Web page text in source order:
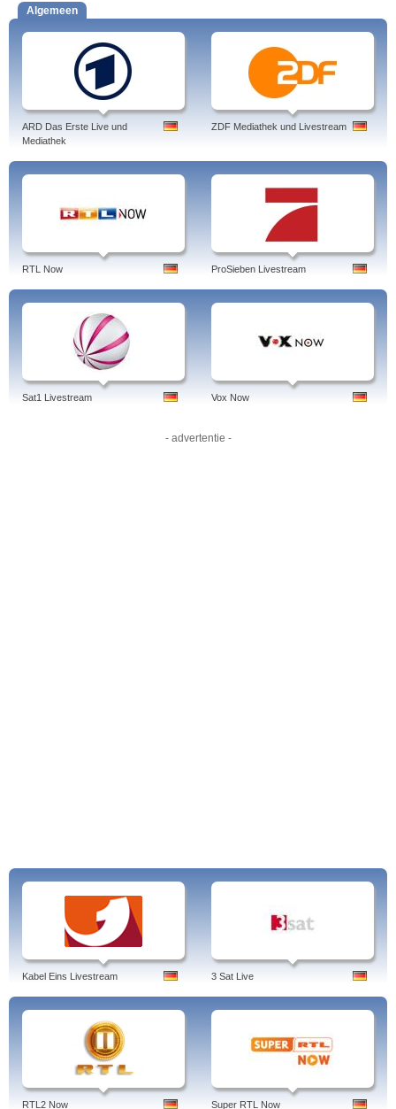
Sender 24 Stunden ergänzt und 2000 erfolgte der Zusammenschluss mit dem
bisherigen Konkurrenzsender M1 - Fernsehen für München, nachdem sich
dessen Besitzer, der Münchner Zeitungsverlag, aus dem Geschäft
zurückgezogen hatte.
Im Jahr 2005 musste der mittlerweile TV München genannte Sender Insolvenz
anmelden und zugleich den Entzug der Sendelizenz akzeptieren. Die
Frequenzen wurden von der neugegründeten München Live TV Fernsehen
GmbH & Co KG übernommen, die unter dem Titel München TV einen neuen
Lokalsender für die Region München in Betrieb nahm, der über Kabel, Satellit,
DVB-Antenne und per Internet Streaming angesehen werden kann.
Zusätzlich produziert München TV das Fensterprogramm RTL München Live,
das zwischen 18.00 und 18.30 Uhr auf den Frequenzen von RTL und über
Kabel in der Region zu sehen ist, und den Jugendsender München 2.
Die beliebtesten Programme von München TV:
München Heute, die Lokalnachrichten aus München, die morgens
durch das Frühstücksfernsehen München am Morgen ergänzt werden.
Münchner Stadtrundgang
Ortschaft der Woche - Vorstellung von Orten der Region rund um
München
Stadtgespräch - Magazin mit Jörg van Hooven
Zur Sache - Diskussionen mit tz-Verleger Dr. Dirk Ippen
SportArena - Sport aus München und der Region
Menschen in München - Dokuserie in der Einwohner von München
vorgstellt werden
Stammtisch, jetzt red'n mia - Lokale Themen
Morgens werden Alpenpanoramen gesendet, die live von diversen
Algemeen
ARD Das Erste Live und
Mediathek
ZDF Mediathek und Livestream
RTL Now ProSieben Livestream
Sat1 Livestream Vox Now
- advertentie -
Kabel Eins Livestream 3 Sat Live
RTL2 Now Super RTL Now